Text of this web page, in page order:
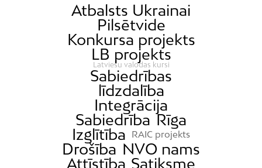
Atbalsts Ukrainai
Pilsētvide
Konkursa projekts
LB projekts
Latviešu valodas kursi
Sabiedrības
līdzdalība
Integrācija
Sabiedrība Rīga
Izglītība
RAIC projekts
Drošība NVO nams
Attīstība Satiksme